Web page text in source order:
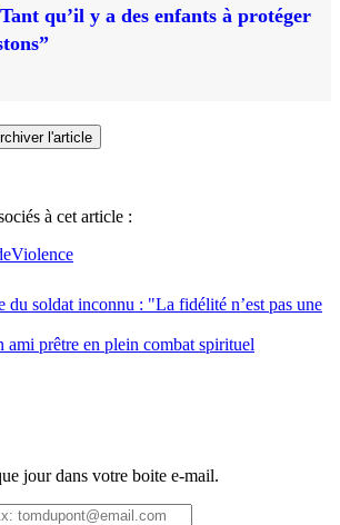
qu’il y a des enfants à protéger
l'article
à cet article :
Violence
du soldat inconnu : "La fidélité n’est pas une
ami prêtre en plein combat spirituel
jour dans votre boite e-mail.